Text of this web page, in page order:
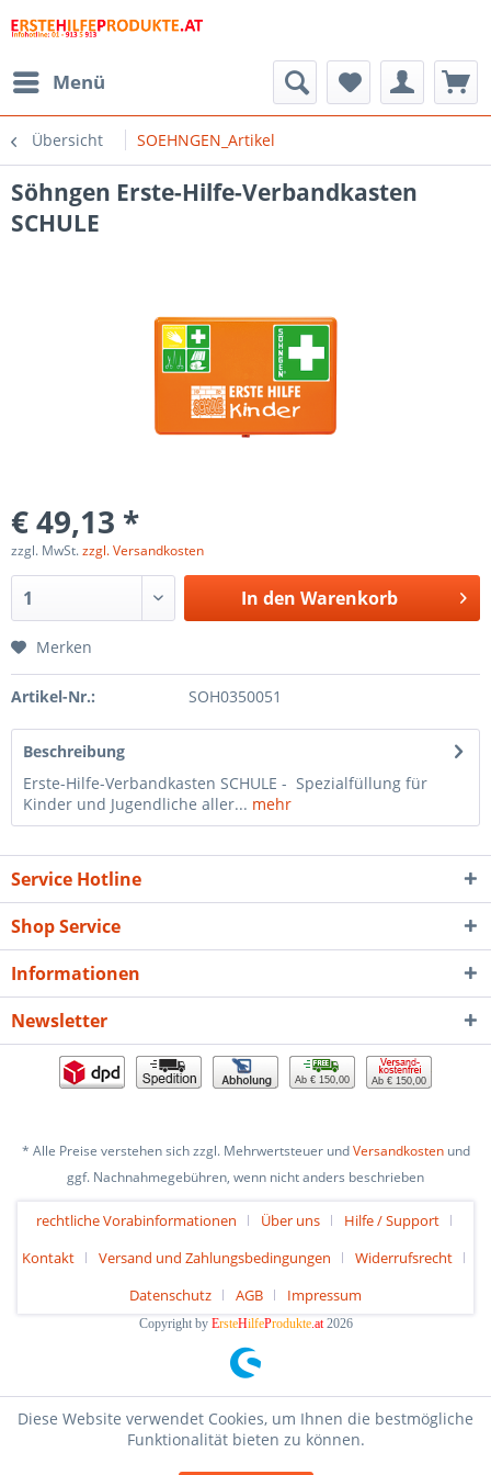
Menü
Übersicht SOEHNGEN_Artikel
Söhngen Erste-Hilfe-Verbandkasten
SCHULE
€ 49,13 *
zzgl. MwSt.zzgl. Versandkosten
In den Warenkorb
Merken
Artikel-Nr.: SOH0350051
Beschreibung
Erste-Hilfe-Verbandkasten SCHULE - Spezialfüllung für
Kinder und Jugendliche aller... mehr
Service Hotline
Shop Service
Informationen
Newsletter
Ab € 150,00 Ab € 150,00
* Alle Preise verstehen sich zzgl. Mehrwertsteuer undVersandkostenund
ggf. Nachnahmegebühren, wenn nicht anders beschrieben
rechtliche Vorabinformationen Über uns
Hilfe / Support
Kontakt
Versand und Zahlungsbedingungen
Widerrufsrecht
Datenschutz
AGB Impressum
Copyright by ErsteHilfeProdukte.at2026
Diese Website verwendet Cookies, um Ihnen die bestmögliche
Funktionalität bieten zu können.